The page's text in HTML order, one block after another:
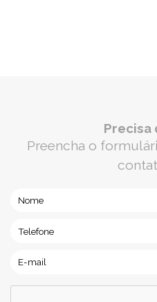
Precisa
Preencha o